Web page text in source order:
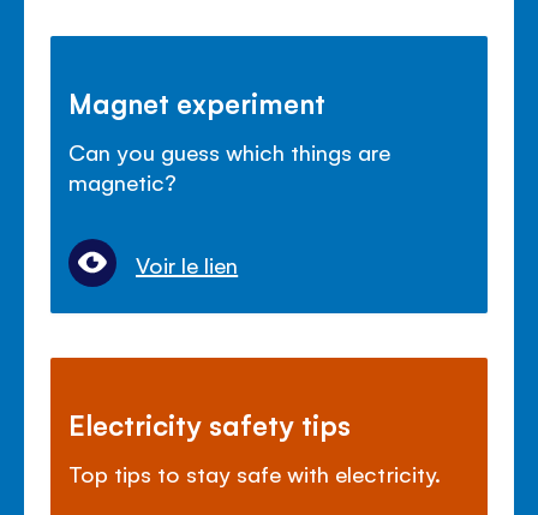
Magnet experiment
Can you guess which things are
magnetic?
Voir le lien
Electricity safety tips
Top tips to stay safe with electricity.